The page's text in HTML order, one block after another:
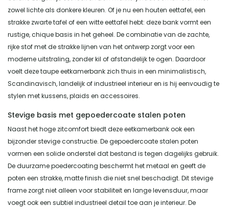
zowel lichte als donkere kleuren. Of je nu een houten eettafel, een
strakke zwarte tafel of een witte eettafel hebt: deze bank vormt een
rustige, chique basis in het geheel. De combinatie van de zachte,
rijke stof met de strakke lijnen van het ontwerp zorgt voor een
moderne uitstraling, zonder kil of afstandelijk te ogen. Daardoor
voelt deze taupe eetkamerbank zich thuis in een minimalistisch,
Scandinavisch, landelijk of industrieel interieur en is hij eenvoudig te
stylen met kussens, plaids en accessoires.
Stevige basis met gepoedercoate stalen poten
Naast het hoge zitcomfort biedt deze eetkamerbank ook een
bijzonder stevige constructie. De gepoedercoate stalen poten
vormen een solide onderstel dat bestand is tegen dagelijks gebruik.
De duurzame poedercoating beschermt het metaal en geeft de
poten een strakke, matte finish die niet snel beschadigt. Dit stevige
frame zorgt niet alleen voor stabiliteit en lange levensduur, maar
voegt ook een subtiel industrieel detail toe aan je interieur. De